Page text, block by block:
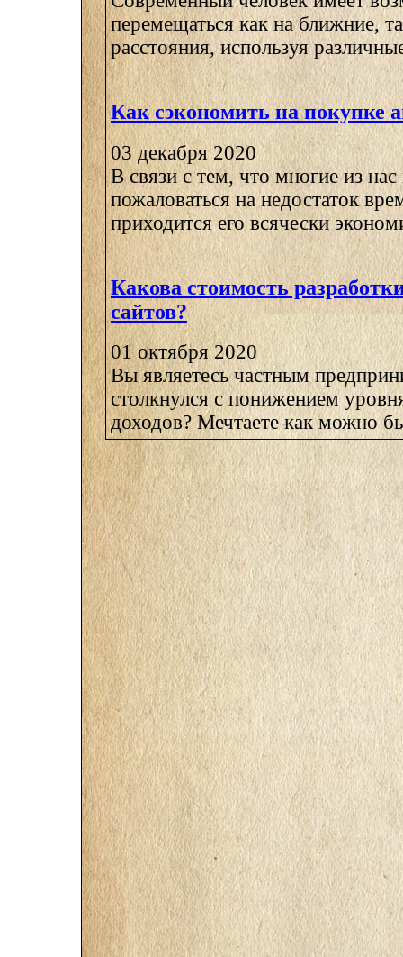
перемещаться как на ближние,
расстояния, используя
Как сэкономить на покупке
03 декабря 2020
В связи с тем, что многие из нас
пожаловаться на недостаток
приходится его всячески
Какова стоимость
сайтов?
01 октября 2020
Вы являетесь частным
столкнулся с понижением
доходов? Мечтаете как можно